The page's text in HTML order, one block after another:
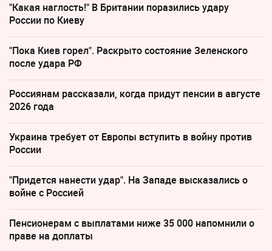
"Какая наглость!" В Британии поразились удару
России по Киеву
"Пока Киев горел". Раскрыто состояние Зеленского
после удара РФ
Россиянам рассказали, когда придут пенсии в августе
2026 года
Украина требует от Европы вступить в войну против
России
"Придется нанести удар". На Западе высказались о
войне с Россией
Пенсионерам с выплатами ниже 35 000 напомнили о
праве на доплаты